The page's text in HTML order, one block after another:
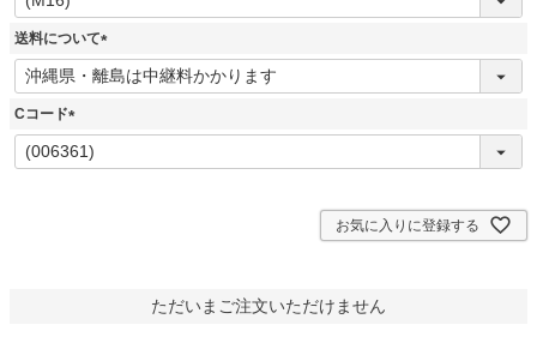
必
須
送料について
(
必
Cコード
(
必
お気に入りに登録する
ただいまご注文いただけません